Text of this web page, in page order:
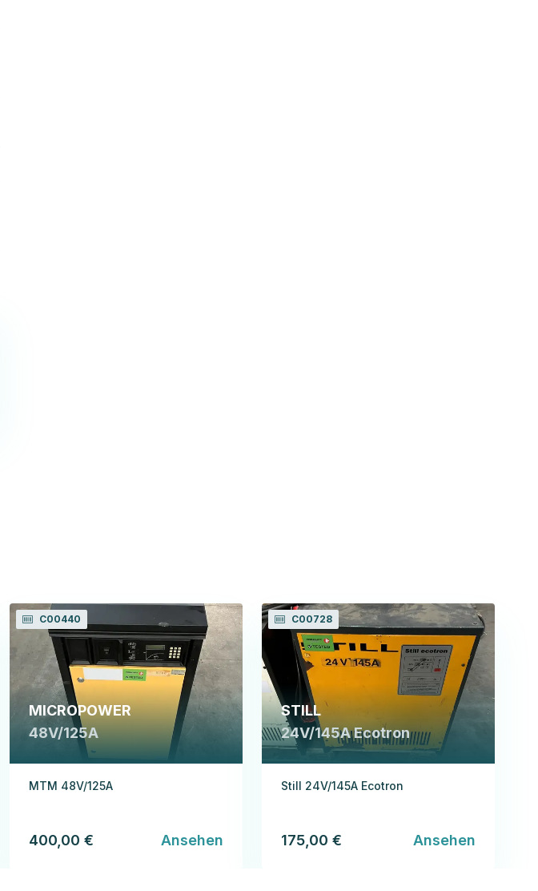
C00440
MICROPOWER
48V/125A
MTM 48V/125A
400,00 € Ansehen
C00728
STILL
24V/145A Ecotron
Still 24V/145A Ecotron
175,00 € Ansehen